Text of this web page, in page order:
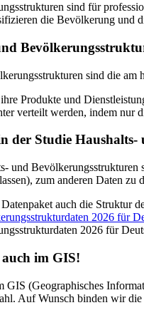
sind für
die Bevölkerung und
sind die am
Produkte und
verteilt werden, indem nur
der Studie
und
zum anderen Daten zu
auch die Struktur
2026 für
im GIS!
GIS (Geographisches
Auf Wunsch binden wir